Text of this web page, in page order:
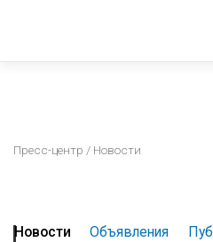
Пресс-центр / Новости
Новости Объявления